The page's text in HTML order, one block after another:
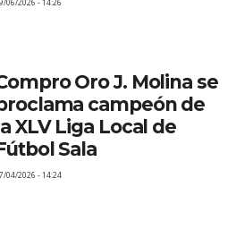
06/2026 - 14:26
Oro J. Molina se
campeón de
XLV Liga Local de
Sala
04/2026 - 14:24